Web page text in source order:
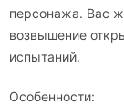
персонажа. Вас
возвышение
испытаний.
Особенности: